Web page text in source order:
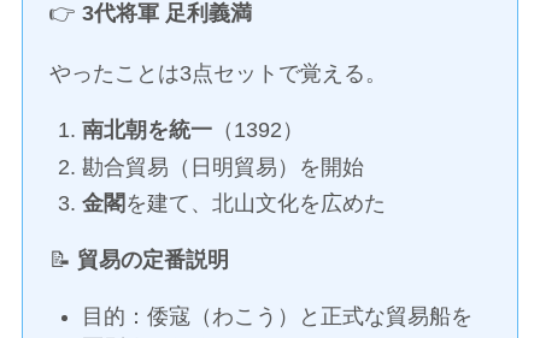
👉3代将軍 足利義満
やったことは3点セットで覚える。
南北朝を統一 （1392）
勘合貿易（日明貿易）を開始
金閣 を建て、北山文化を広めた
📝 貿易の定番説明
目的：倭寇（わこう）と正式な貿易船を